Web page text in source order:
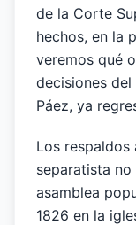
de la Corte
hechos, en la
veremos qué
decisiones
Páez, ya
Los respaldos
separatista no
asamblea
1826 en la